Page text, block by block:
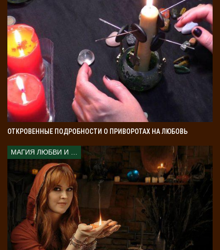
ОТКРОВЕННЫЕ ПОДРОБНОСТИ О ПРИВОРОТАХ НА ЛЮБОВЬ